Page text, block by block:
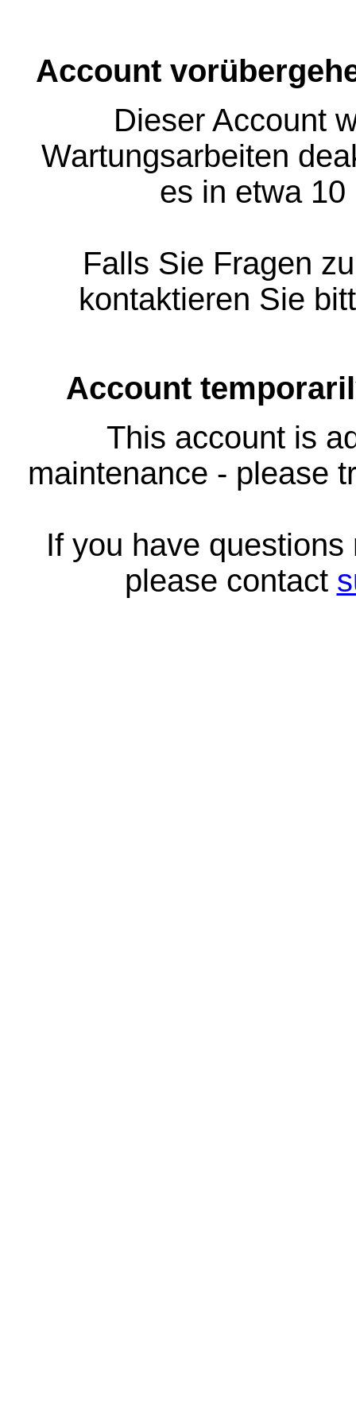
Account
Dieser Account
Wartungsarbeiten
es in etwa
Falls Sie Fragen
kontaktieren Sie
Account
This account is
maintenance - please
If you have
please contact